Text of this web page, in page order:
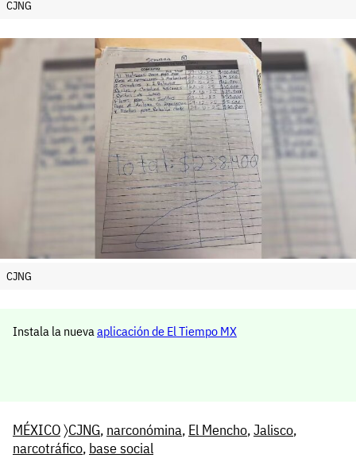
CJNG
CJNG
Instala la nuevaaplicación de El Tiempo MX
MÉXICO〉CJNG, narconómina, El Mencho,Jalisco,
narcotráfico, base social